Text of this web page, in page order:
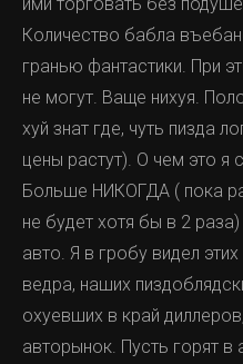
Количество бабла
гранью фантастики. При
не могут. Ваще нихуя.
хуй знат где, чуть пизда
цены растут). О чем это я
Больше НИКОГДА ( пока
не будет хотя бы в 2
авто. Я в гробу видел
ведра, наших
охуевших в край
авторынок. Пусть горят